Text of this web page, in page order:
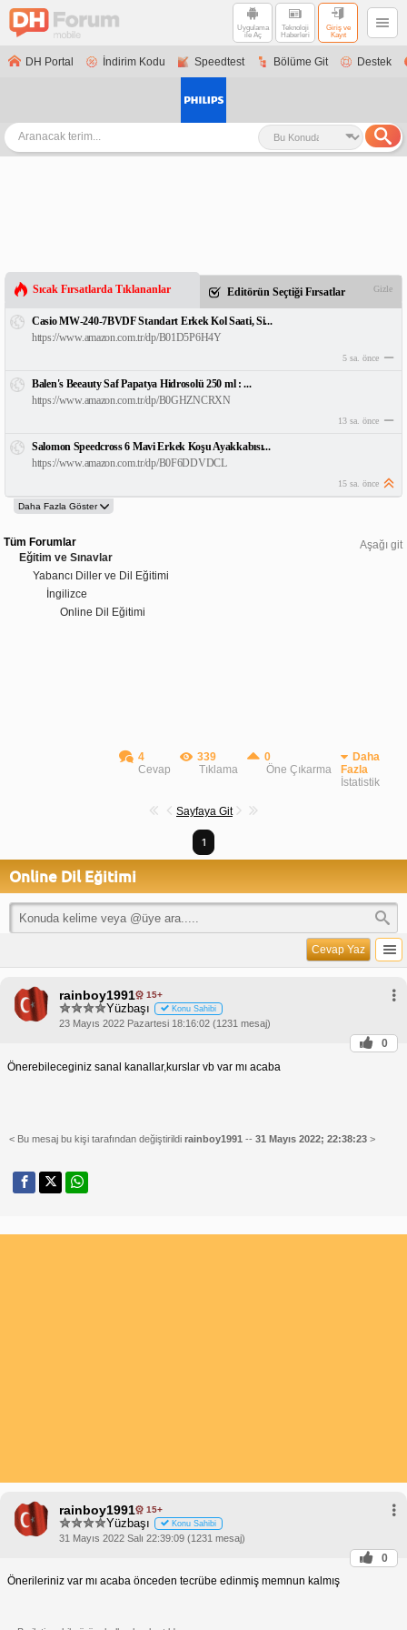
Uygulama
ile Aç
Teknoloji
Haberleri
Giriş ve
Kayıt
DH Portal İndirim Kodu Speedtest Bölüme Git Destek
Sıcak Fırsatlarda Tıklananlar Editörün Seçtiği Fırsatlar Gizle
Casio MW-240-7BVDF Standart Erkek Kol Saati, Si...
https://www.amazon.com.tr/dp/B01D5P6H4Y
5 sa. önce
Balen's Beeauty Saf Papatya Hidrosolü 250 ml : ...
https://www.amazon.com.tr/dp/B0GHZNCRXN
13 sa. önce
Salomon Speedcross 6 Mavi Erkek Koşu Ayakkabısı...
https://www.amazon.com.tr/dp/B0F6DDVDCL
15 sa. önce
Aşağı git
Tüm Forumlar
Eğitim ve Sınavlar
Yabancı Diller ve Dil Eğitimi
İngilizce
Online Dil Eğitimi
4
Cevap
339
Tıklama
0
Öne Çıkarma
Daha
Fazla
İstatistik
Sayfaya Git
1
Online Dil Eğitimi
Cevap Yaz
rainboy1991 15+
Yüzbaşı Konu Sahibi
23 Mayıs 2022 Pazartesi 18:16:02 (1231 mesaj)
0
Önerebileceginiz sanal kanallar,kurslar vb var mı acaba
< Bu mesaj bu kişi tarafından değiştirildi rainboy1991 -- 31 Mayıs 2022; 22:38:23 >
rainboy1991 15+
Yüzbaşı Konu Sahibi
31 Mayıs 2022 Salı 22:39:09 (1231 mesaj)
0
Önerileriniz var mı acaba önceden tecrübe edinmiş memnun kalmış